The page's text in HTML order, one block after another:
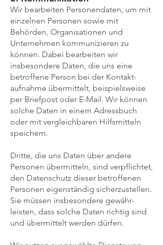
Wir bearbeiten Personen­daten, um mit
einzelnen Personen sowie mit
Behörden, Organi­sationen und
Unternehmen kommuni­zieren zu
können. Dabei bearbeiten wir
insbesondere Daten, die uns eine
betroffene Person bei der Kontakt­
aufnahme übermittelt, beispielsweise
per Briefpost oder E-Mail. Wir können
solche Daten in einem Adress­buch
oder mit vergleichbaren Hilfs­mitteln
speichern.
Dritte, die uns Daten über andere
Personen übermitteln, sind verpflichtet,
den Daten­schutz dieser betroffenen
Personen eigen­ständig sicherzustellen.
Sie müssen insbesondere gewähr­
leisten, dass solche Daten richtig sind
und über­mittelt werden dürfen.